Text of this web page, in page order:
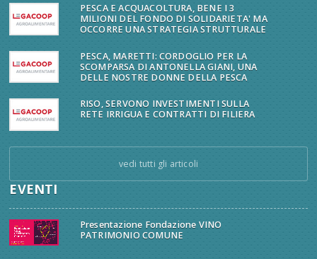
PESCA E ACQUACOLTURA, BENE I 3
MILIONI DEL FONDO DI SOLIDARIETA' MA
OCCORRE UNA STRATEGIA STRUTTURALE
PESCA, MARETTI: CORDOGLIO PER LA
SCOMPARSA DI ANTONELLA GIANI, UNA
DELLE NOSTRE DONNE DELLA PESCA
RISO, SERVONO INVESTIMENTI SULLA
RETE IRRIGUA E CONTRATTI DI FILIERA
vedi tutti gli articoli
EVENTI
Presentazione Fondazione VINO
PATRIMONIO COMUNE